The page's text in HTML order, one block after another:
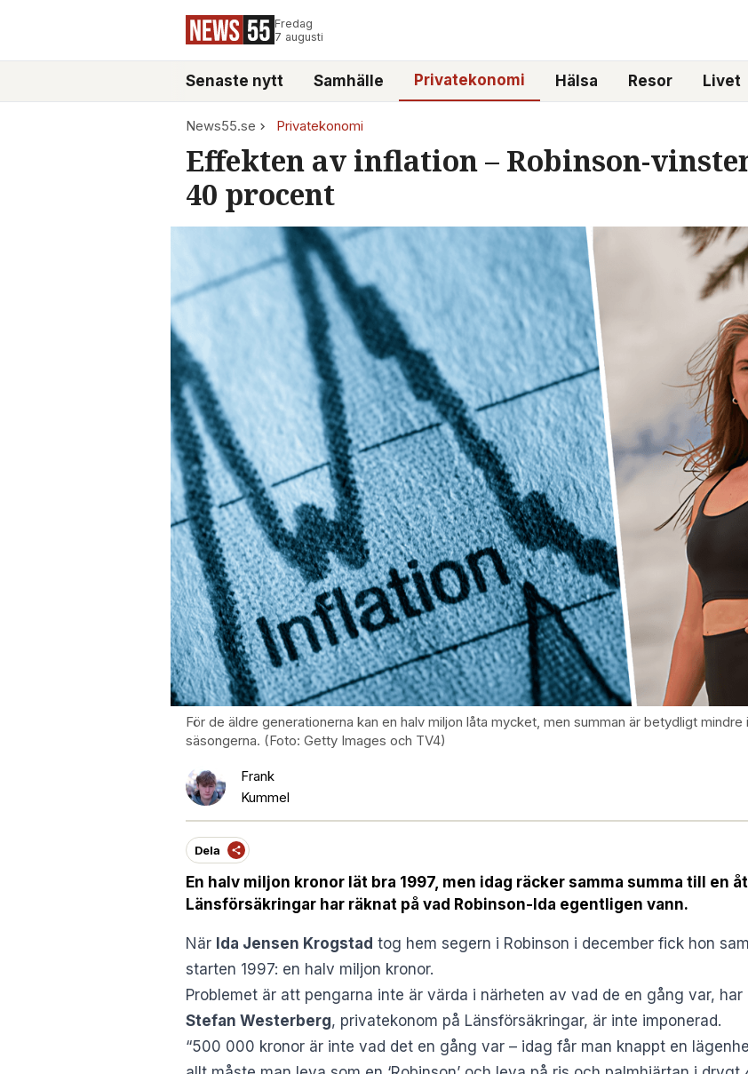
Fredag
7 augusti
Senaste nytt Samhälle Privatekonomi Hälsa Resor Livet
News55.se Privatekonomi
Effekten av inflation – Robinson-
40 procent
För de äldre generationerna kan en halv miljon låta mycket, men summan är betydligt
säsongerna. (Foto: Getty Images och TV4)
Frank
Kummel
Dela
En halv miljon kronor lät bra 1997, men idag räcker samma summa till en
Länsförsäkringar har räknat på vad Robinson-Ida egentligen vann.
När Ida Jensen Krogstad tog hem segern i Robinson i december fick hon
starten 1997: en halv miljon kronor.
Problemet är att pengarna inte är värda i närheten av vad de en gång var, har
Stefan Westerberg, privatekonom på Länsförsäkringar, är inte imponerad.
“500 000 kronor är inte vad det en gång var – idag får man knappt en